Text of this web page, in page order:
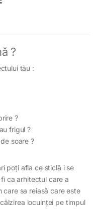
?
tău :
?
frigul ?
soare ?
poți afla ce sticlă i se
ca arhitectul care a
sa reiasă care este
locuinței pe timpul